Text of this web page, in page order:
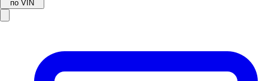
по VIN